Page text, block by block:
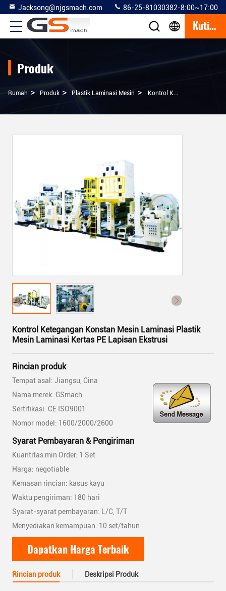
Jacksong@njgsmach.com 86-25-81030382-8:00~17:00
Kutipan
Produk
Rumah > Produk > Plastik Laminasi Mesin > Kontrol Ketegangan Konstan Mesin Laminasi Plastik Mesin Laminasi Kertas PE Lapisan Ekstrusi
Kontrol Ketegangan Konstan Mesin Laminasi Plastik
Mesin Laminasi Kertas PE Lapisan Ekstrusi
Rincian produk
Tempat asal: Jiangsu, Cina
Nama merek: GSmach
Sertifikasi: CE ISO9001
Nomor model: 1600/2000/2600
Syarat Pembayaran & Pengiriman
Kuantitas min Order: 1 Set
Harga: negotiable
Kemasan rincian: kasus kayu
Waktu pengiriman: 180 hari
Syarat-syarat pembayaran: L/C, T/T
Menyediakan kemampuan: 10 set/tahun
Dapatkan Harga Terbaik
Rincian produk Deskripsi Produk